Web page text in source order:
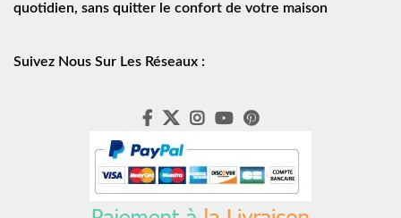
quotidien, sans quitter le confort de votre maison
Suivez Nous Sur Les Réseaux :